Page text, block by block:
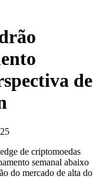
de
de criptomoedas
semanal abaixo
do mercado de alta do